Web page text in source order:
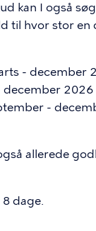
kan I også
til hvor stor en
- december
december 2026
-
allerede
dage.